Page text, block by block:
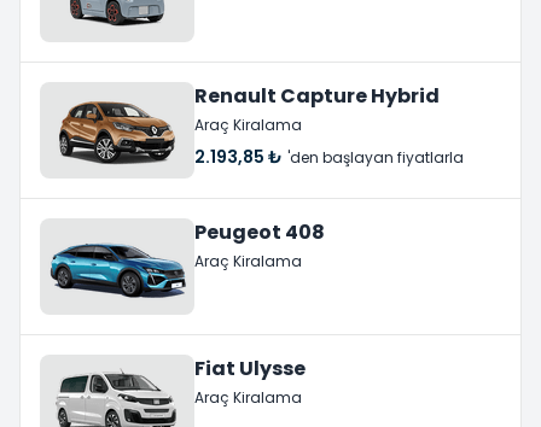
Renault Capture Hybrid
Araç Kiralama
2.193,85 ₺ 'den başlayan fiyatlarla
Peugeot 408
Araç Kiralama
Fiat Ulysse
Araç Kiralama